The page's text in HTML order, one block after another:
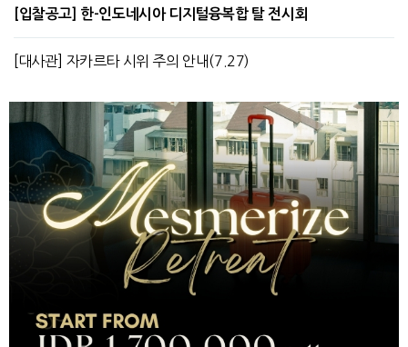
[입찰공고] 한-인도네시아 디지털융복합 탈 전시회
[대사관] 자카르타 시위 주의 안내(7.27)